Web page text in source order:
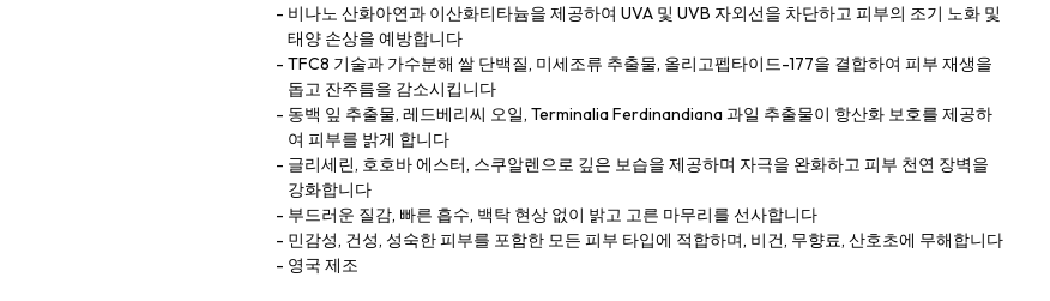
비나노 산화아연과 이산화티타늄을 제공하여 UVA 및 UVB 자외선을 차단하고 피부의 조기 노화 및
태양 손상을 예방합니다
TFC8 기술과 가수분해 쌀 단백질, 미세조류 추출물, 올리고펩타이드-177을 결합하여 피부 재생을
돕고 잔주름을 감소시킵니다
동백 잎 추출물, 레드베리씨 오일, Terminalia Ferdinandiana 과일 추출물이 항산화 보호를 제공하
여 피부를 밝게 합니다
글리세린, 호호바 에스터, 스쿠알렌으로 깊은 보습을 제공하며 자극을 완화하고 피부 천연 장벽을
강화합니다
부드러운 질감, 빠른 흡수, 백탁 현상 없이 밝고 고른 마무리를 선사합니다
민감성, 건성, 성숙한 피부를 포함한 모든 피부 타입에 적합하며, 비건, 무향료, 산호초에 무해합니다
영국 제조